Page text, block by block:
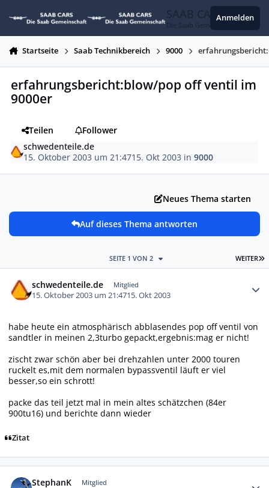
SAAB CARS
Die Saab Gemeinschaft
Anmelden
Startseite Saab Technikbereich 9000
erfahrungsbericht:blow/pop off ventil im
9000er
Teilen
Follower
schwedenteile.de
15. Oktober 2003 um 21:4715. Okt 2003 in9000
Neues Thema starten
Auf dieses Thema antworten
WEITER
SEITE 1 VON 2
schwedenteile.de Mitglied
15. Oktober 2003 um 21:4715. Okt 2003
habe heute ein atmosphärisch abblasendes pop off ventil von
sandtler in meinen 2,3turbo gepackt,ergebnis:mag er nicht!
zischt zwar schön aber bei drehzahlen unter 2000 touren
ruckelt es,mit dem normalen bypassventil läuft er viel
besser,so ein schrott!
packe das teil jetzt mal in mein altes schätzchen (84er
900tu16) und berichte dann wieder
Zitat
StephanK Mitglied